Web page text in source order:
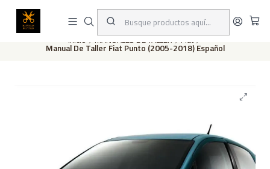
Este es el texto del slide
Inicio MANUALES DE TALLER Fiat
Manual De Taller Fiat Punto (2005-2018) Español